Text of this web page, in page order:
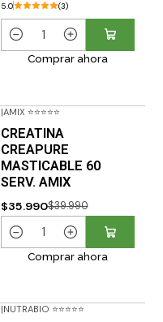
5.0 (3)
t
i
d
a
d
Comprar ahora
|AMIX ⭐⭐⭐⭐⭐
CREATINA
CREAPURE
MASTICABLE 60
SERV. AMIX
$35.990$39.990
t
Comprar ahora
|NUTRABIO ⭐⭐⭐⭐⭐